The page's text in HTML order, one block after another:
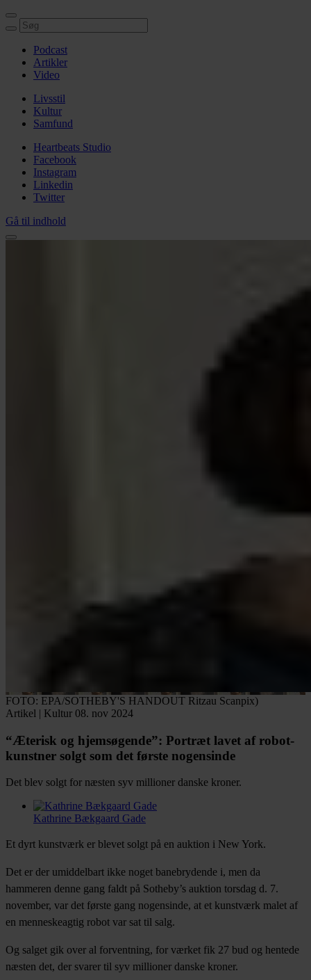
Podcast
Artikler
Video
Livsstil
Kultur
Samfund
Heartbeats Studio
Facebook
Instagram
Linkedin
Twitter
Gå til indhold
FOTO: EPA/SOTHEBY'S HANDOUT Ritzau Scanpix)
Artikel | Kultur 08. nov 2024
“Æterisk og hjemsøgende”: Portræt lavet af robot-
kunstner solgt som det første nogensinde
Det blev solgt for næsten syv millioner danske kroner.
Kathrine Bækgaard Gade
Facebook
Twitter
LinkedIn
Email
Et dyrt kunstværk er blevet solgt på en auktion i New York.
Det er der umiddelbart ikke noget banebrydende i, men da
hammeren denne gang faldt på Sotheby’s auktion torsdag d. 7.
november, var det første gang nogensinde, at et kunstværk malet af
en menneskeagtig robot var sat til salg.
Og salget gik over al forventning, for værket fik 27 bud og hentede
næsten det, der svarer til syv millioner danske kroner.